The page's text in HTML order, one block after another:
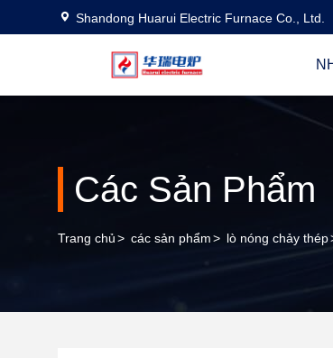
Shandong Huarui Electric Furnace Co., Ltd.
Các Sản Phẩm
Trang chủ> các sản phẩm> lò nóng chảy thép